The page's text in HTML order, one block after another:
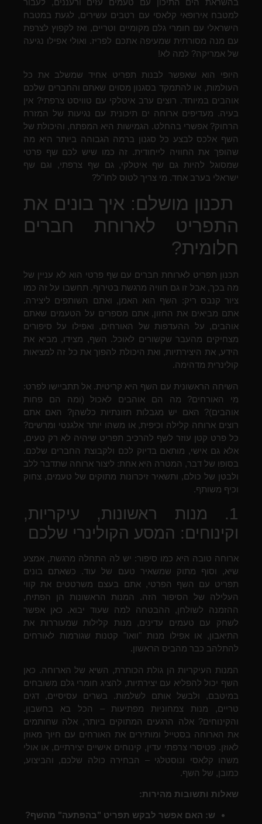
למטבח אירופאי קלאסי עם רטבים עשירים, לגעת במטבח
הישראלי עם חומרי גלם מקומיים וטריים, ואז לקפוץ לצרפת
עם מנה מסורתית שמעיפה אתכם לפריז. ואולי אפילו נגיעה
של אמריקה? למה לא!
היופי הוא שאפשר לבנות תפריט אחיד שמשלב את כל
העולמות, או להתמקד בסגנון מסוים שאתם והחברים שלכם
אוהבים במיוחד. רוצים ערב איטלקי עם טוויסט צרפתי? אין
בעיה. מעדיפים ארוחה ים תיכונית עם נגיעות של המזרח
הרחוק? אפשרי בהחלט. הגמישות היא המפתח, והיכולת של
השף אלכס לבצע כל סגנון ברמה הגבוהה ביותר היא מה
שהופך את החוויה לייחודית. זה כמו שיש לכם שף פרטי
שמסוגל להיות גם שף איטלקי, גם שף צרפתי, וגם שף
ישראלי בערב אחד. מי צריך לטוס לחו"ל?
תכנון מושלם: איך בונים את
התפריט לארוחת חברים
חלומית?
תכנון תפריט לארוחת חברים עם שף פרטי הוא לא עניין של
מה בכך, אבל זו גם חוויה מרגשת בטירוף. תחשבו על זה כמו
ציור קנבס ריק: השף הוא האמן, ואתם השותפים ליצירה.
אתם מביאים את החזון, אתם מספרים על הטעמים שאתם
אוהבים, על ההעדפות של האורחים, ואפילו על סיפורים
מצחיקים מהעבר שקשורים לאוכל. השף, מצידו, מביא את
הידע, את היצירתיות, ואת היכולת להפוך את כל זה למציאות
קולינרית מדהימה.
השיחה הראשונית עם השף היא קריטית. אל תתביישו לפרט:
מי האורחים? מה הם אוהבים לאכול (ומה הם פחות
אוהבים)? האם יש מגבלות תזונתיות כלשהן? האם אתם
רוצים ארוחה קלילה וכיפית, או משהו יותר אלגנטי ומרשים?
כל פרט קטן עוזר לשף להרכיב תפריט שיהיה לא רק טעים,
אלא גם אישי, מותאם בדיוק לכם ולקבוצת החברים שלכם.
בסופו של דבר, המטרה היא אחת: ליצור ארוחה שתדבר ללב
ולבטן של כולם, ותשאיר זיכרונות מתוקים של טעמים, צחוק
וכיף משותף.
1. מנות ראשונות, עיקריות,
וקינוחים: המסע הקולינרי שלכם
ארוחה טובה היא כמו סיפור: יש לה התחלה מרגשת, אמצע
שיא, וסוף מתוק שמשאיר טעם של עוד. כשאתם בונים
תפריט עם השף הפרטי, אתם בעצם משרטטים את קווי
העלילה של הסיפור הזה. המנות הראשונות הן הפתיח,
ההזמנה לשולחן, ההבטחה למה שעוד יבוא. כאן אפשר
לשחק עם טעמים עדינים, מנות קלילות שמעוררות את
התיאבון, או אפילו מנות "וואו" קטנות שגורמות לאורחים
להתלהב כבר מהביס הראשון.
המנות העיקריות הן גולת הכותרת, השיא של הארוחה. כאן
השף יכול להפליא עם יצירתיות, להציג חומרי גלם משובחים
במיטבם, ולבשל אותם לשלמות. בשרים עסיסיים, דגים
טריים, מנות צמחוניות מפתיעות – הכל בא בחשבון.
והקינוחים? אלה הרגעים המתוקים ביותר, אלה שחותמים
את הארוחה בסטייל ומותירים את האורחים עם חיוך מאוזן
לאוזן. פטיסרי צרפתי עדין, קינוחים אישיים יצירתיים, או אולי
משהו קלאסי ונוסטלגי – הבחירה כולה שלכם, והביצוע,
כמובן, של השף.
שאלות ותשובות מהירות:
ש: האם אפשר לבקש תפריט "בהפתעה" מהשף?